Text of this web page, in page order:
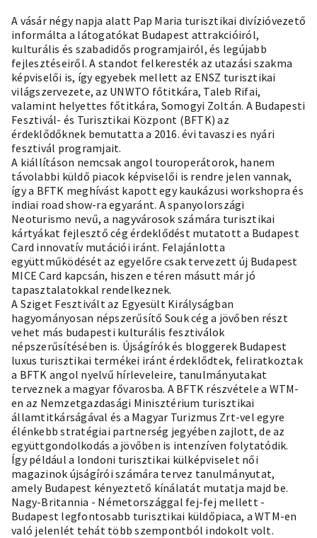
A vásár négy napja alatt Pap Maria turisztikai divízióvezető
informálta a látogatókat Budapest attrakcióiról,
kulturális és szabadidős programjairól, és legújabb
fejlesztéseiről. A standot felkeresték az utazási szakma
képviselői is, így egyebek mellett az ENSZ turisztikai
világszervezete, az UNWTO főtitkára, Taleb Rifai,
valamint helyettes főtitkára, Somogyi Zoltán. A Budapesti
Fesztivál- és Turisztikai Központ (BFTK) az
érdeklődőknek bemutatta a 2016. évi tavaszi es nyári
fesztivál programjait.
A kiállításon nemcsak angol touroperátorok, hanem
távolabbi küldő piacok képviselői is rendre jelen vannak,
így a BFTK meghívást kapott egy kaukázusi workshopra és
indiai road show-ra egyaránt. A spanyolországi
Neoturismo nevű, a nagyvárosok számára turisztikai
kártyákat fejlesztő cég érdeklődést mutatott a Budapest
Card innovatív mutációi iránt. Felajánlotta
együttműködését az egyelőre csak tervezett új Budapest
MICE Card kapcsán, hiszen e téren másutt már jó
tapasztalatokkal rendelkeznek.
A Sziget Fesztivált az Egyesült Királyságban
hagyományosan népszerűsítő Souk cég a jövőben részt
vehet más budapesti kulturális fesztiválok
népszerűsítésében is. Újságírók és bloggerek Budapest
luxus turisztikai termékei iránt érdeklődtek, feliratkoztak
a BFTK angol nyelvű hírleveleire, tanulmányutakat
terveznek a magyar fővarosba. A BFTK részvétele a WTM-
en az Nemzetgazdasági Minisztérium turisztikai
államtitkárságával és a Magyar Turizmus Zrt-vel egyre
élénkebb stratégiai partnerség jegyében zajlott, de az
együttgondolkodás a jövőben is intenzíven folytatódik.
Így például a londoni turisztikai külképviselet női
magazinok újságírói számára tervez tanulmányutat,
amely Budapest kényeztető kínálatát mutatja majd be.
Nagy-Britannia - Németországgal fej-fej mellett -
Budapest legfontosabb turisztikai küldőpiaca, a WTM-en
való jelenlét tehát több szempontból indokolt volt.